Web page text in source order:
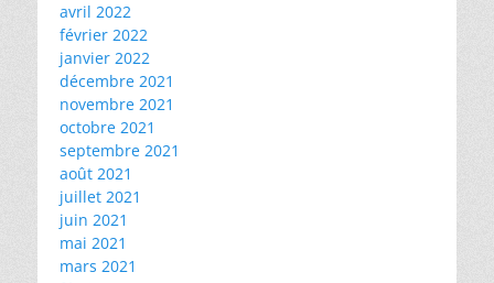
avril 2022
février 2022
janvier 2022
décembre 2021
novembre 2021
octobre 2021
septembre 2021
août 2021
juillet 2021
juin 2021
mai 2021
mars 2021